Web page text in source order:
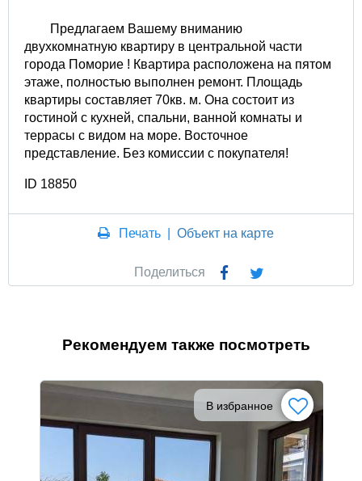
Предлагаем Вашему вниманию
двухкомнатную квартиру в центральной части
города Поморие ! Квартира расположена на пятом
этаже, полностью выполнен ремонт. Площадь
квартиры составляет 70кв. м. Она состоит из
гостиной с кухней, спальни, ванной комнаты и
террасы с видом на море. Восточное
представление. Без комиссии с покупателя!
ID 18850
Печать |Объект на карте
Поделиться
Рекомендуем также посмотреть
В избранное